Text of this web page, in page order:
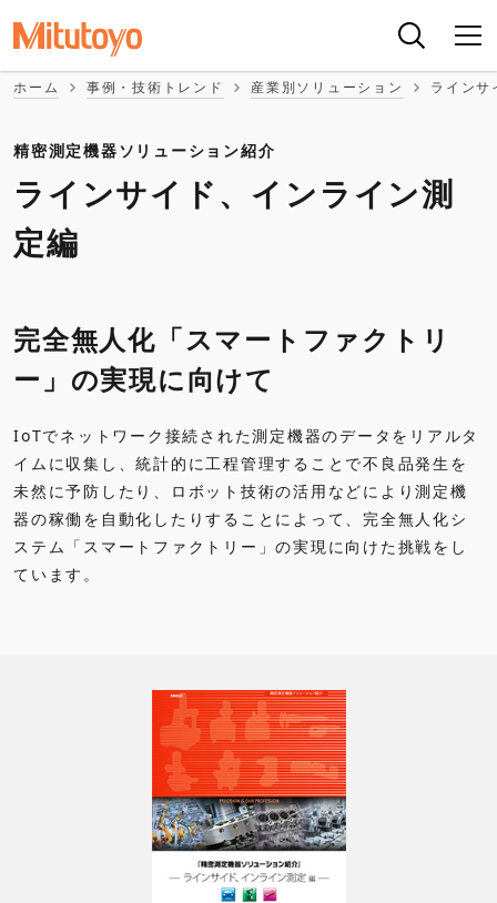
ホーム 事例・技術トレンド 産業別ソリューション ラインサ
精密測定機器ソリューション紹介
ラインサイド、インライン測
定編
完全無人化「スマートファクトリ
ー」の実現に向けて
IoTでネットワーク接続された測定機器のデータをリアルタ
イムに収集し、統計的に工程管理することで不良品発生を
未然に予防したり、ロボット技術の活用などにより測定機
器の稼働を自動化したりすることによって、完全無人化シ
ステム「スマートファクトリー」の実現に向けた挑戦をし
ています。